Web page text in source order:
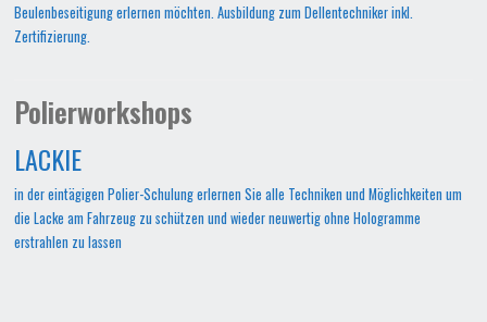
Beulenbeseitigung erlernen möchten. Ausbildung zum Dellentechniker inkl.
Zertifizierung.
Polierworkshops
LACKIE
in der eintägigen Polier-Schulung erlernen Sie alle Techniken und Möglichkeiten um
die Lacke am Fahrzeug zu schützen und wieder neuwertig ohne Hologramme
erstrahlen zu lassen